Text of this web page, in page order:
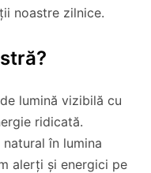
noastre zilnice.
lumină vizibilă cu
ridicată.
în lumina
alerți și energici pe